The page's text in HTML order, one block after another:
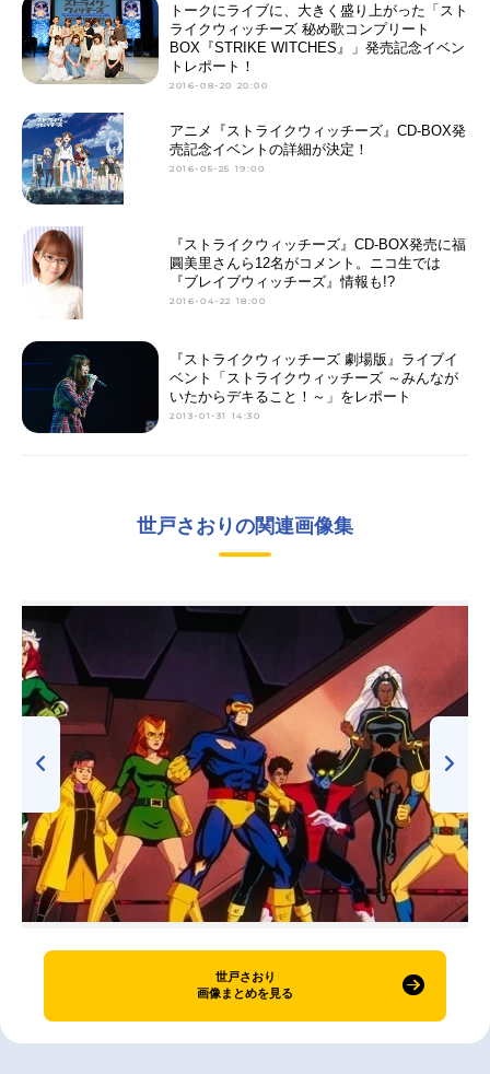
トークにライブに、大きく盛り上がった「スト
ライクウィッチーズ 秘め歌コンプリート
BOX『STRIKE WITCHES』」発売記念イベン
トレポート！
2016-08-20 20:00
アニメ『ストライクウィッチーズ』CD-BOX発
売記念イベントの詳細が決定！
2016-05-25 19:00
『ストライクウィッチーズ』CD-BOX発売に福
圓美里さんら12名がコメント。ニコ生では
『ブレイブウィッチーズ』情報も!?
2016-04-22 18:00
『ストライクウィッチーズ 劇場版』ライブイ
ベント「ストライクウィッチーズ ～みんなが
いたからデキること！～」をレポート
2013-01-31 14:30
世戸さおりの関連画像集
世戸さおり
画像まとめを見る